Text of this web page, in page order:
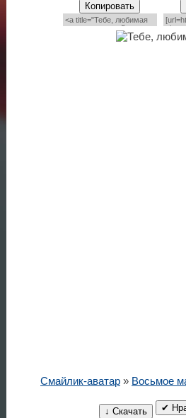
Копировать
Смайлик-аватар» Восьмое
↓ Скачать ✔